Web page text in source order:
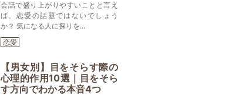
会話で盛り上がりやすいことと言え
ば、恋愛の話題ではないでしょう
か？ 気になる人に探りを...
恋愛
【男女別】目をそらす際の
心理的作用10選｜目をそら
す方向でわかる本音4つ